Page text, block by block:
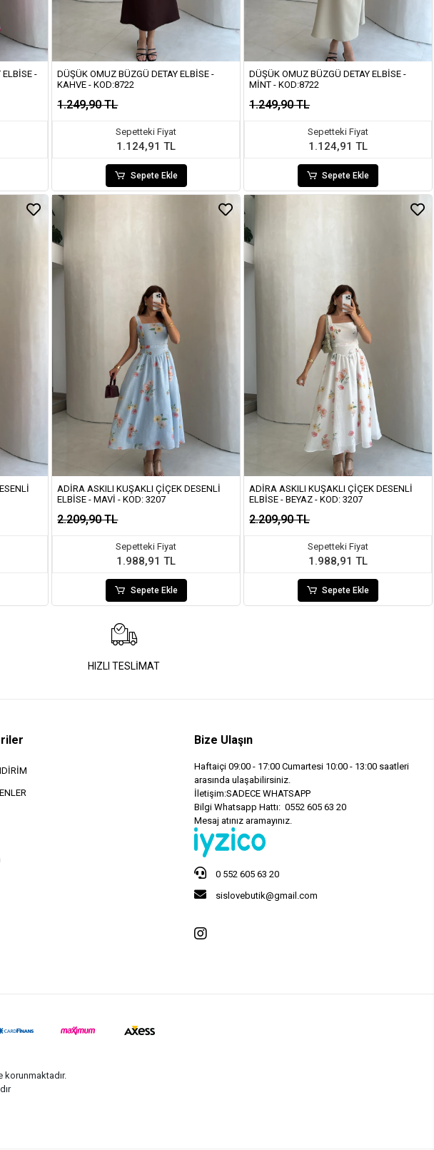
-
DÜŞÜK OMUZ BÜZGÜ DETAY ELBISE -
KAHVE - KOD:8722
1.249,90 TL
Sepetteki Fiyat
1.124,91 TL
Sepete Ekle
DÜŞÜK OMUZ BÜZGÜ DETAY ELBISE -
MINT - KOD:8722
1.249,90 TL
Sepetteki Fiyat
1.124,91 TL
Sepete Ekle
ADIRA ASKILI KUŞAKLI ÇIÇEK DESENLI
ELBISE - MAVI - KOD: 3207
2.209,90 TL
Sepetteki Fiyat
1.988,91 TL
Sepete Ekle
ADIRA ASKILI KUŞAKLI ÇIÇEK DESENLI
ELBISE - BEYAZ - KOD: 3207
2.209,90 TL
Sepetteki Fiyat
1.988,91 TL
Sepete Ekle
HIZLI TESLİMAT
Bize Ulaşın
Haftaiçi 09:00 - 17:00 Cumartesi 10:00 - 13:00 saatleri
arasında ulaşabilirsiniz.
İletişim:SADECE WHATSAPP
Bilgi Whatsapp Hattı: 0552 605 63 20
Mesaj atınız aramayınız.
0 552 605 63 20
sislovebutik@gmail.com
korunmaktadır.